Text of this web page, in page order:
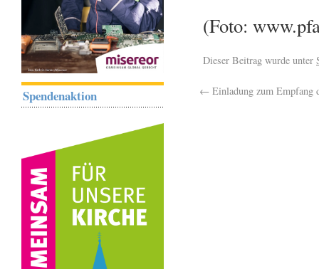
(Foto:
Dieser Beitrag wurde unter
← Einladung zum Empfang
Spendenaktion